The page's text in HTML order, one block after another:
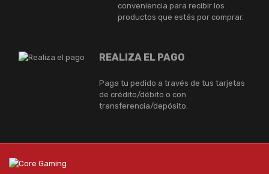
conveniencia para recibir los
productos que estás por comprar.
REALIZA EL PAGO
Paga tu pedido a través de tus tarjetas
de crédito/débito o con
transferencia/depósito.